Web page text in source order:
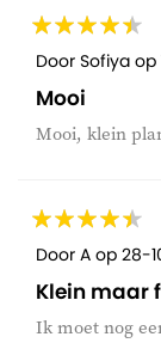
Door Sofiya op
Mooi
Mooi, klein
Door A op 28-
Klein maar
Ik moet nog